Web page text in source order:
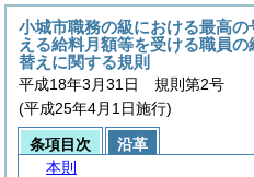
小城市職務の級における最高の
える給料月額等を受ける職員の
替えに関する規則
平成18年3月31日 規則第2号
(平成25年4月1日施行)
条項目次
沿革
本則